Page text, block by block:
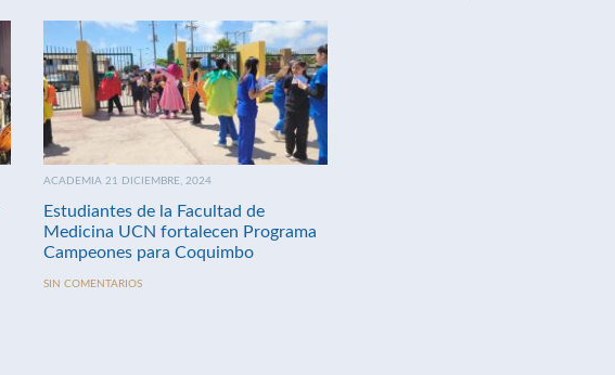
ACADEMIA 21 DICIEMBRE, 2024
Estudiantes de la Facultad de
Medicina UCN fortalecen Programa
Campeones para Coquimbo
SIN COMENTARIOS